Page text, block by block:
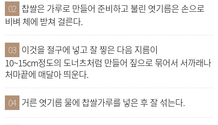
02 찹쌀은 가루로 만들어 준비하고 불린 엿기름은 손으로
비벼 체에 받쳐 걸른다.
03 이것을 절구에 넣고 잘 찧은 다음 지름이
10~15cm정도의 도너츠처럼 만들어 짚으로 묶어서 서까래나
처마끝에 매달아 띄운다.
04 거른 엿기름 물에 찹쌀가루를 넣은 후 잘 섞는다.